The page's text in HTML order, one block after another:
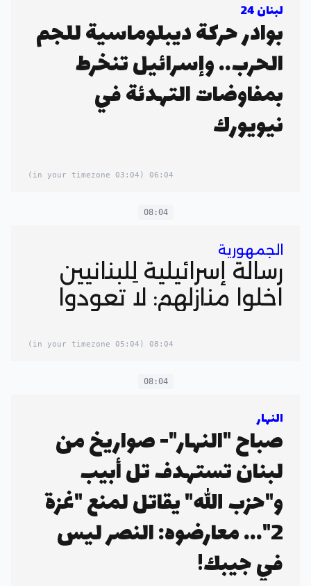
لبنان 24
بوادر حركة ديبلوماسية للجم
الحرب.. وإسرائيل تنخرط
بمفاوضات التهدئة في
نيويورك
06:04
(03:04 in your timezone)
08:04
الجمهورية
رسالة إسرائيلية لِلُبنانيين
اخلوا منازلهم: لا تعودوا
08:04
(05:04 in your timezone)
08:04
النهار
صباح "النهار"- صواريخ من
لبنان تستهدف تل أبيب
و"حزب الله" يقاتل لمنع "غزة
2"... معارضوه: النصر ليس
في جيبك!